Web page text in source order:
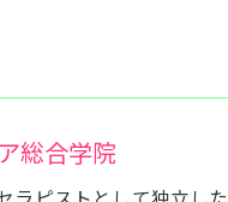
総合学院